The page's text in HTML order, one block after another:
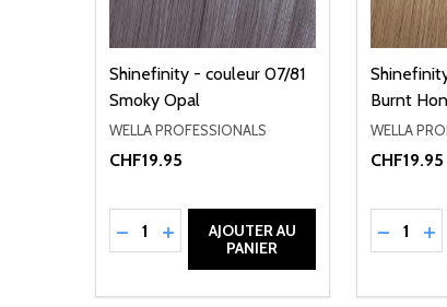
Shinefinity - couleur 07/81
Smoky Opal
WELLA PROFESSIONALS
CHF19.95
Quantité:
RÉDUIRE LA QUANTITÉ DE UNDEFINED
AUGMENTER LA QUANTITÉ DE
AJOUTER AU
PANIER
Burnt
WELLA
CHF19.95
Quantité: